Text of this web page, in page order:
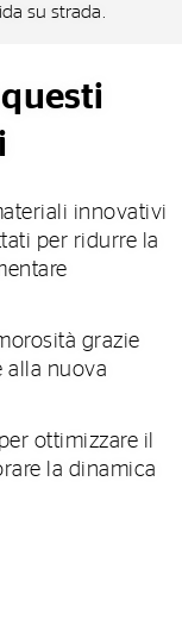
su strada.
innovativi
per ridurre la
grazie
alla nuova
ottimizzare il
la dinamica